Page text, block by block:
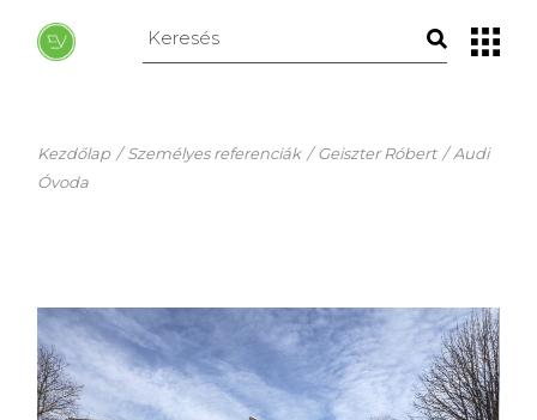
content
Keresés
erre:
Kezdőlap Személyes referenciák Geiszter Róbert
Audi
Óvoda